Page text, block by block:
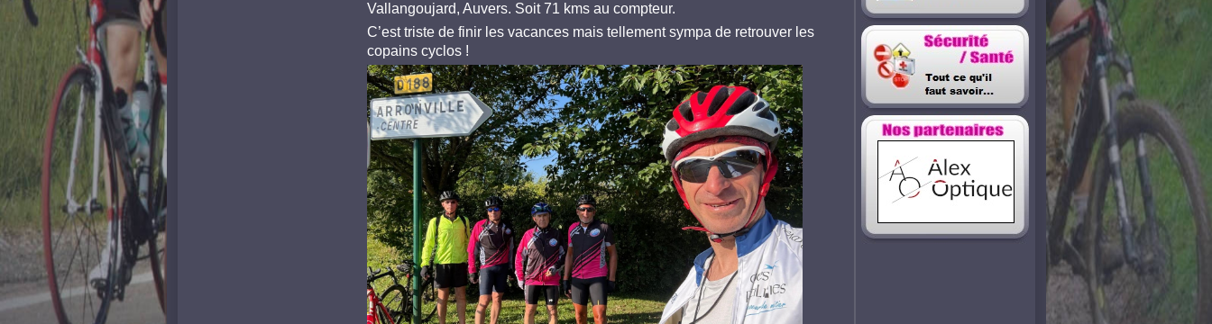
Vallangoujard, Auvers. Soit 71 kms au compteur.
C’est triste de finir les vacances mais tellement sympa de retrouver les
copains cyclos !